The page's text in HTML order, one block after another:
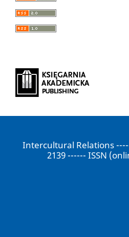
Intercultural Relations
2139 ------ ISSN